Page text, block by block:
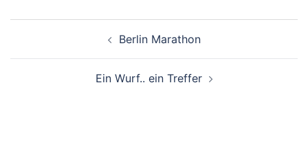
Berlin Marathon
Ein Wurf.. ein Treffer